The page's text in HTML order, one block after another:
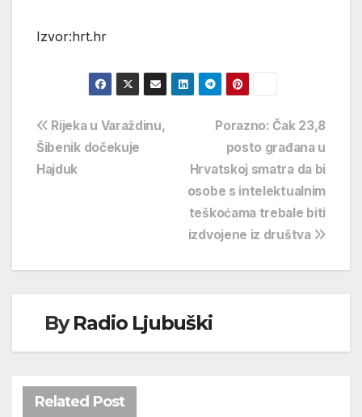
Izvor:hrt.hr
Navigacija
objava
Porazno: Čak 23,8
posto građana u
Hrvatskoj smatra da bi
osobe s intelektualnim
teškoćama trebale biti
izdvojene iz društva
Rijeka u Varaždinu,
Šibenik dočekuje
Hajduk
ByRadio Ljubuški
Related Post